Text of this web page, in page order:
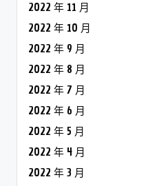
2022 年 11 月
2022 年 10 月
2022 年 9 月
2022 年 8 月
2022 年 7 月
2022 年 6 月
2022 年 5 月
2022 年 4 月
2022 年 3 月